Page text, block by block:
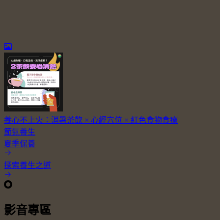
養心不上火：消暑茶飲 × 心經穴位 × 紅色食物食療
節氣養生
夏季保養
探索養生之道
影音專區